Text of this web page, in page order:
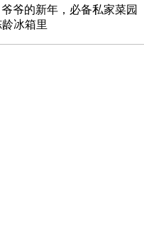
爷的新年，必备私家菜园
冰箱里